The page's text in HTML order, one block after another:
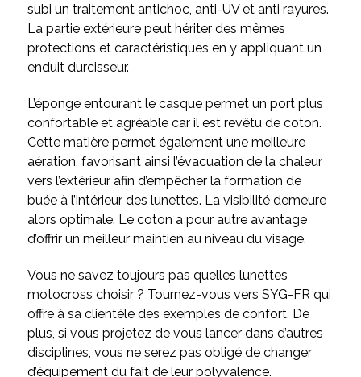
subi un traitement antichoc, anti-UV et anti rayures.
La partie extérieure peut hériter des mêmes
protections et caractéristiques en y appliquant un
enduit durcisseur.
L’éponge entourant le casque permet un port plus
confortable et agréable car il est revêtu de coton.
Cette matière permet également une meilleure
aération, favorisant ainsi l’évacuation de la chaleur
vers l’extérieur afin d’empêcher la formation de
buée à l’intérieur des lunettes. La visibilité demeure
alors optimale. Le coton a pour autre avantage
d’offrir un meilleur maintien au niveau du visage.
Vous ne savez toujours pas quelles lunettes
motocross choisir ? Tournez-vous vers SYG-FR qui
offre à sa clientèle des exemples de confort. De
plus, si vous projetez de vous lancer dans d’autres
disciplines, vous ne serez pas obligé de changer
d’équipement du fait de leur polyvalence.